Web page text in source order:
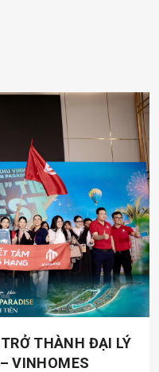
THÀNH ĐẠI LÝ
VINHOMES